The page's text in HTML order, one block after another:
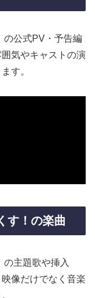
の公式PV・予告編
気やキャストの演
す。
す！の楽曲
の主題歌や挿入
像だけでなく音楽